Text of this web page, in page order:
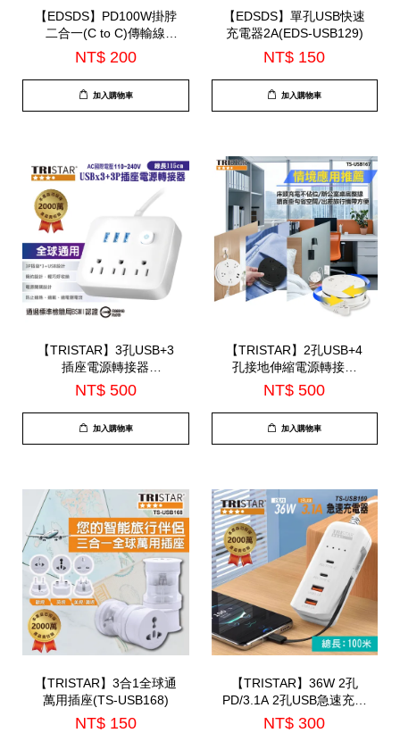
【EDSDS】PD100W掛脖
二合一(C to C)傳輸線
127cm(EDS-J938)
NT$ 200
加入購物車
【EDSDS】單孔USB快速
充電器2A(EDS-USB129)
NT$ 150
加入購物車
【TRISTAR】3孔USB+3
插座電源轉接器
110~240V(TS-USB166)
NT$ 500
加入購物車
【TRISTAR】2孔USB+4
孔接地伸縮電源轉接器
(TS-USB167)
NT$ 500
加入購物車
【TRISTAR】3合1全球通
萬用插座(TS-USB168)
NT$ 150
【TRISTAR】36W 2孔
PD/3.1A 2孔USB急速充電
器(TS-USB169)
NT$ 300